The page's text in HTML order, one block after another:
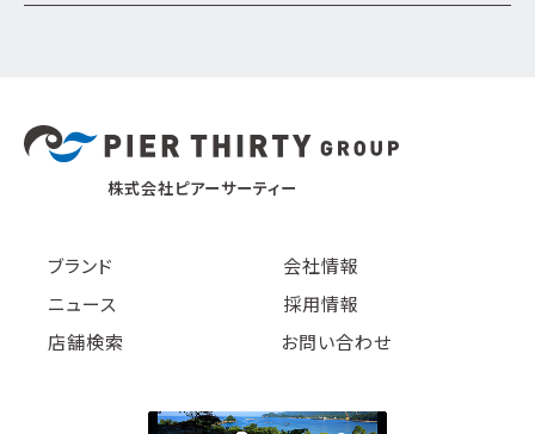
株式会社ピアーサーティー
ブランド
会社情報
ニュース
採用情報
店舗検索
お問い合わせ